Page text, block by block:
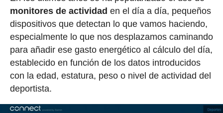
monitores de actividad en el día a día, pequeños
dispositivos que detectan lo que vamos haciendo,
especialmente lo que nos desplazamos caminando
para añadir ese gasto energético al cálculo del día,
establecido en función de los datos introducidos
con la edad, estatura, peso o nivel de actividad del
deportista.